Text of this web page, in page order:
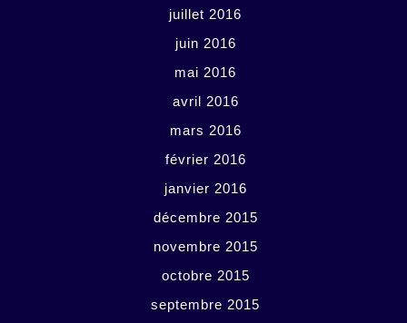
juillet 2016
juin 2016
mai 2016
avril 2016
mars 2016
février 2016
janvier 2016
décembre 2015
novembre 2015
octobre 2015
septembre 2015